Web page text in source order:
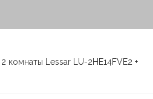
комнаты Lessar LU-2HE14FVE2 +